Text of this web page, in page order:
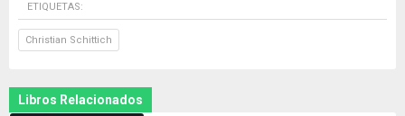
ETIQUETAS:
Christian Schittich
Libros Relacionados